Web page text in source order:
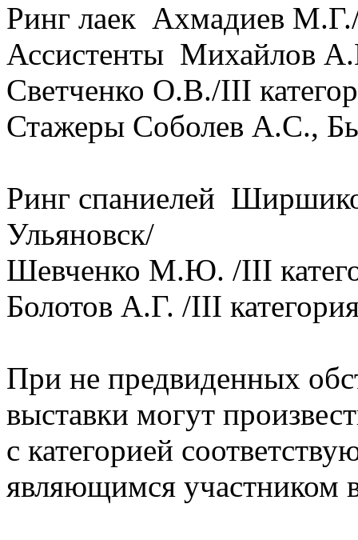
Ринг лаек Ахмадиев
Ассистенты Михайлов
Светченко О.В./III
Стажеры Соболев А.С.,
Ринг спаниелей
Ульяновск/
Шевченко М.Ю. /III
Болотов А.Г. /III
При не предвиденных
выставки могут
с категорией
являющимся участником